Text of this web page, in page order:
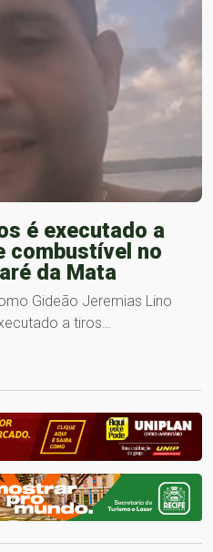
é executado a
combustível no
da Mata
Gideão Jeremias Lino
a tiros…